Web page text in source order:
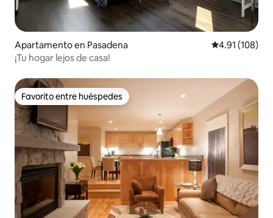
Apartamento en Pasadena Calificación
4.91 (108)
¡Tu hogar lejos de casa!
Favorito entre huéspedes
Favorito entre huéspedes